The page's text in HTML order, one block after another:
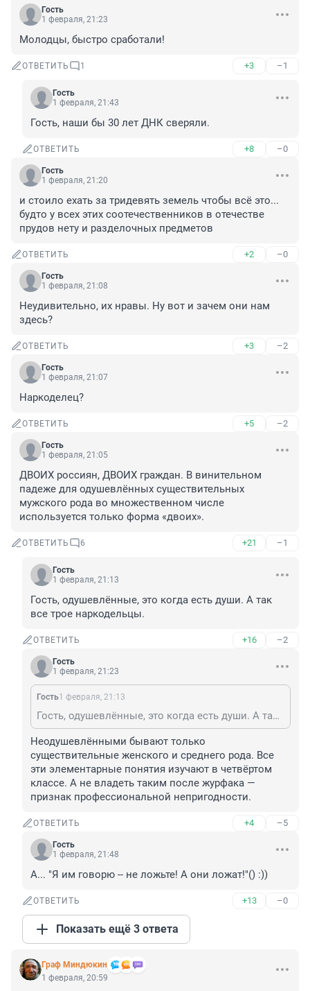
Гость
1 февраля, 21:23
Молодцы, быстро сработали!
ОТВЕТИТЬ 1 +3 –1
Гость
1 февраля, 21:43
Гость, наши бы 30 лет ДНК сверяли.
ОТВЕТИТЬ +8 –0
Гость
1 февраля, 21:20
и стоило ехать за тридевять земель чтобы всё это...
будто у всех этих соотечественников в отечестве
прудов нету и разделочных предметов
ОТВЕТИТЬ +2 –0
Гость
1 февраля, 21:08
Неудивительно, их нравы. Ну вот и зачем они нам
здесь?
ОТВЕТИТЬ +3 –2
Гость
1 февраля, 21:07
Наркоделец?
ОТВЕТИТЬ +5 –2
Гость
1 февраля, 21:05
ДВОИХ россиян, ДВОИХ граждан. В винительном
падеже для одушевлённых существительных
мужского рода во множественном числе
используется только форма «двоих».
ОТВЕТИТЬ 6 +21 –1
Гость
1 февраля, 21:13
Гость, одушевлённые, это когда есть души. А так
все трое наркодельцы.
ОТВЕТИТЬ +16 –2
Гость
1 февраля, 21:23
Гость1 февраля, 21:13
Гость, одушевлённые, это когда есть души. А так все трое наркодельцы.
Неодушевлёнными бывают только
существительные женского и среднего рода. Все
эти элементарные понятия изучают в четвёртом
классе. А не владеть таким после журфака —
признак профессиональной непригодности.
ОТВЕТИТЬ +4 –5
Гость
1 февраля, 21:48
А... "Я им говорю -- не ложьте! А они ложат!"() :))
ОТВЕТИТЬ +13 –0
Показать ещё 3 ответа
Граф Миндюкин
1 февраля, 20:59